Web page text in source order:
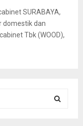
SURABAYA,
domestik dan
Tbk (WOOD),